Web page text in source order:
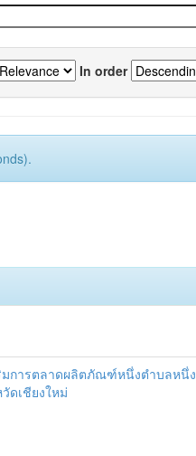
In order
มการตลาดผลิตภัณฑ์หนึ่งตำบลหนึ่ง
ดเชียงใหม่